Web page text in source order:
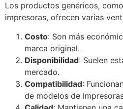
Los productos genéricos,
impresoras, ofrecen varias
Costo: Son más
marca original.
Disponibilidad: Suelen
mercado.
Compatibilidad:
de modelos de